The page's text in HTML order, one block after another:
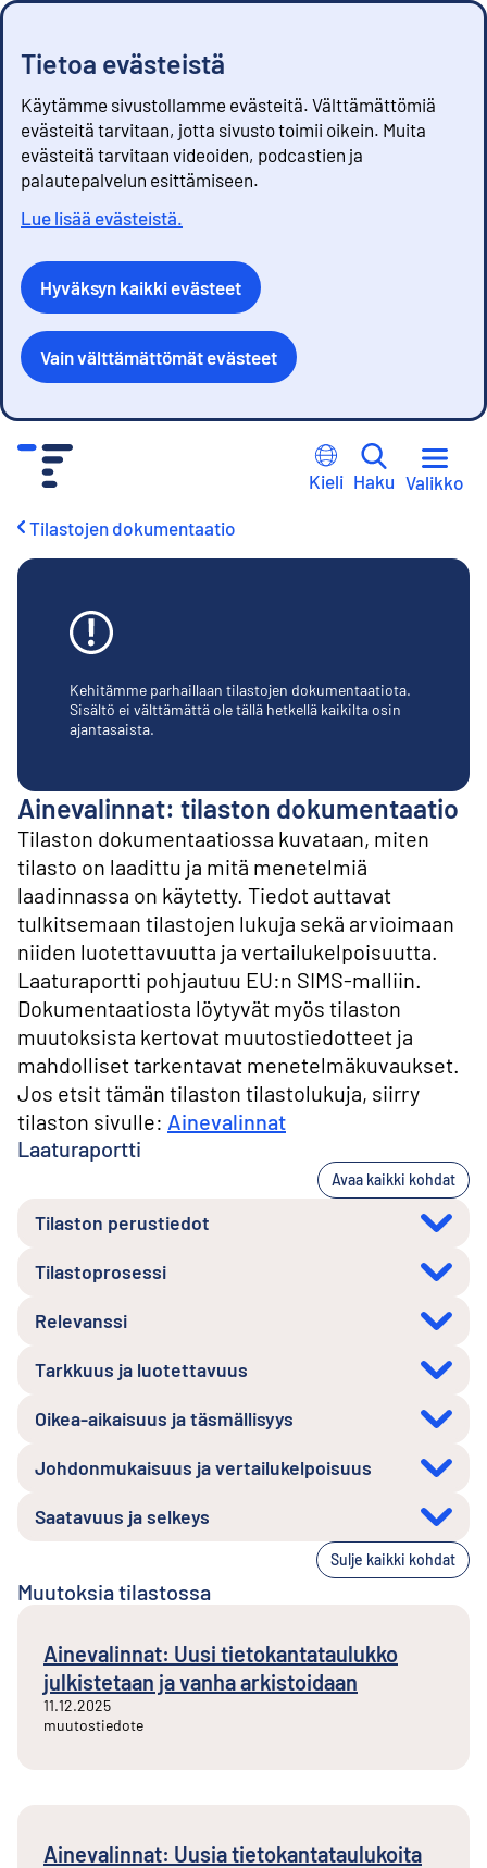
Tietoa evästeistä
Käytämme sivustollamme evästeitä. Välttämättömiä
evästeitä tarvitaan, jotta sivusto toimii oikein. Muita
evästeitä tarvitaan videoiden, podcastien ja
palautepalvelun esittämiseen.
Lue lisää evästeistä.
Hyväksyn kaikki evästeet
Vain välttämättömät evästeet
Kieli Haku Valikko
Tilastojen dokumentaatio
Kehitämme parhaillaan tilastojen dokumentaatiota.
Sisältö ei välttämättä ole tällä hetkellä kaikilta osin
ajantasaista.
Ainevalinnat: tilaston dokumentaatio
Tilaston dokumentaatiossa kuvataan, miten
tilasto on laadittu ja mitä menetelmiä
laadinnassa on käytetty. Tiedot auttavat
tulkitsemaan tilastojen lukuja sekä arvioimaan
niiden luotettavuutta ja vertailukelpoisuutta.
Laaturaportti pohjautuu EU:n SIMS-malliin.
Dokumentaatiosta löytyvät myös tilaston
muutoksista kertovat muutostiedotteet ja
mahdolliset tarkentavat menetelmäkuvaukset.
Jos etsit tämän tilaston tilastolukuja, siirry
tilaston sivulle: Ainevalinnat
Laaturaportti
Avaa kaikki kohdat
Tilaston perustiedot
Tilastoprosessi
Relevanssi
Tarkkuus ja luotettavuus
Oikea-aikaisuus ja täsmällisyys
Johdonmukaisuus ja vertailukelpoisuus
Saatavuus ja selkeys
Sulje kaikki kohdat
Muutoksia tilastossa
Ainevalinnat: Uusi tietokantataulukko
julkistetaan ja vanha arkistoidaan
11.12.2025
muutostiedote
Ainevalinnat: Uusia tietokantataulukoita